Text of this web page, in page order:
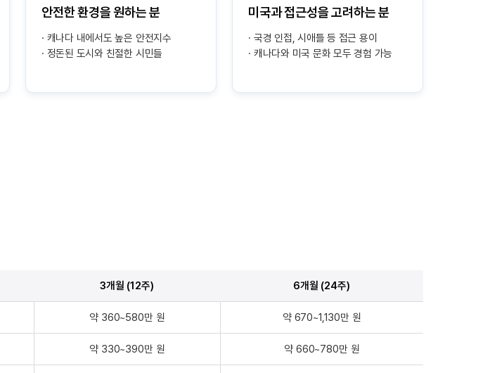
안전한 환경을 원하는 분
캐나다 내에서도 높은 안전지수
정돈된 도시와 친절한 시민들
미국과 접근성을 고려하는 분
국경 인접, 시애틀 등 접근 용이
캐나다와 미국 문화 모두 경험 가능
3개월 (12주) 6개월 (24주)
약 360~580만 원 약 670~1,130만 원
약 330~390만 원 약 660~780만 원